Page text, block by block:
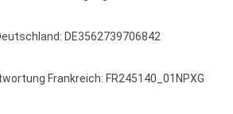
DE3562739706842
Frankreich: FR245140_01NPXG